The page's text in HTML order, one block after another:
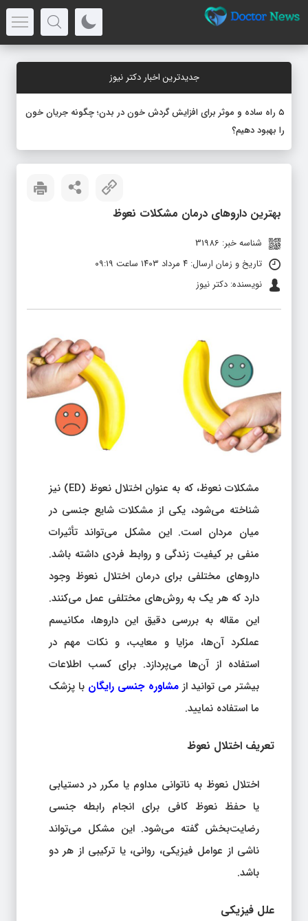
جدیدترین اخبار دکتر نیوز
۵ راه ساده و موثر برای افزایش گردش خون در بدن؛ چگونه جریان خون
را بهبود دهیم؟
بهترین داروهای درمان مشکلات نعوظ
شناسه خبر: 31986
تاریخ و زمان ارسال: ۴ مرداد ۱۴۰۳ ساعت ۰۹:۱۹
نویسنده: دکتر نیوز
مشکلات نعوظ، که به عنوان اختلال نعوظ (ED) نیز
شناخته می‌شود، یکی از مشکلات شایع جنسی در
میان مردان است. این مشکل می‌تواند تأثیرات
منفی بر کیفیت زندگی و روابط فردی داشته باشد.
داروهای مختلفی برای درمان اختلال نعوظ وجود
دارد که هر یک به روش‌های مختلفی عمل می‌کنند.
این مقاله به بررسی دقیق این داروها، مکانیسم
عملکرد آن‌ها، مزایا و معایب، و نکات مهم در
استفاده از آن‌ها می‌پردازد. برای کسب اطلاعات
بیشتر می توانید ازمشاوره جنسی رایگان با پزشک
ما استفاده نمایید.
تعریف اختلال نعوظ
اختلال نعوظ به ناتوانی مداوم یا مکرر در دستیابی
یا حفظ نعوظ کافی برای انجام رابطه جنسی
رضایت‌بخش گفته می‌شود. این مشکل می‌تواند
ناشی از عوامل فیزیکی، روانی، یا ترکیبی از هر دو
باشد.
علل فیزیکی